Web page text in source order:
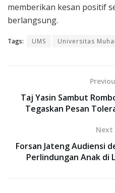
memberikan kesan positif
berlangsung.
Tags: UMS Universitas
Taj Yasin Sambut
Tegaskan Pesan
Next
Forsan Jateng Audiensi
Perlindungan Anak di